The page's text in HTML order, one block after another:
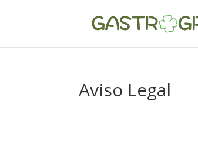
Aviso Legal